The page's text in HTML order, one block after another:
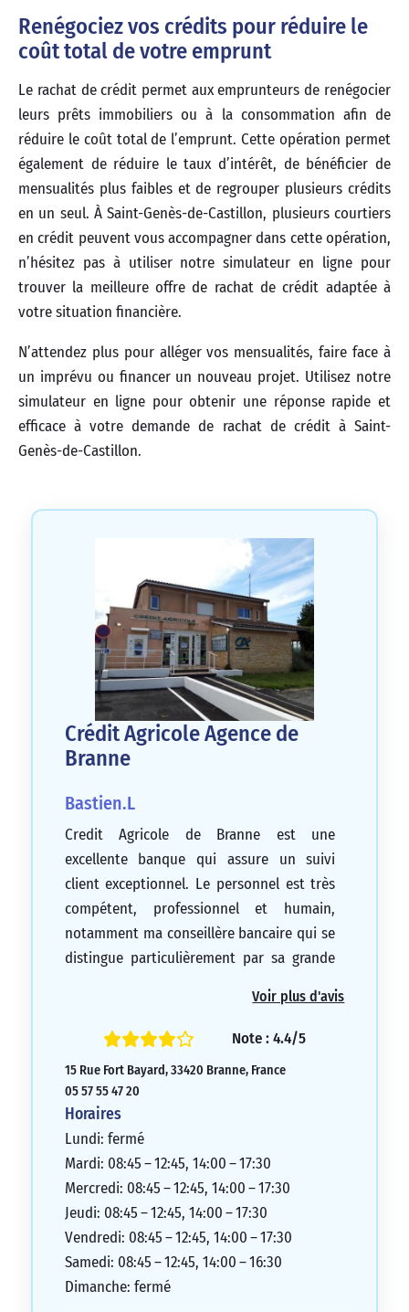
Renégociez vos crédits pour réduire le
coût total de votre emprunt
Le rachat de crédit permet aux emprunteurs de renégocier
leurs prêts immobiliers ou à la consommation afin de
réduire le coût total de l’emprunt. Cette opération permet
également de réduire le taux d’intérêt, de bénéficier de
mensualités plus faibles et de regrouper plusieurs crédits
en un seul. À Saint-Genès-de-Castillon, plusieurs courtiers
en crédit peuvent vous accompagner dans cette opération,
n’hésitez pas à utiliser notre simulateur en ligne pour
trouver la meilleure offre de rachat de crédit adaptée à
votre situation financière.
N’attendez plus pour alléger vos mensualités, faire face à
un imprévu ou financer un nouveau projet. Utilisez notre
simulateur en ligne pour obtenir une réponse rapide et
efficace à votre demande de rachat de crédit à Saint-
Genès-de-Castillon.
Crédit Agricole Agence de
Branne
Bastien.L
Credit Agricole de Branne est une
excellente banque qui assure un suivi
client exceptionnel. Le personnel est très
compétent, professionnel et humain,
notamment ma conseillère bancaire qui se
distingue particulièrement par sa grande
toujours disponible pour me prodiguer
des conseils et m’aider à gérer mes
somme, je suis extrêmement satisfait
d’être client à Credit Agricole de Branne,
grâce à leur personnel compétent et
humain. Je recommande vivement cette
banque !
Voir plus d'avis
Note : 4.4/5
15 Rue Fort Bayard, 33420 Branne, France
05 57 55 47 20
Horaires
Lundi: fermé
Mardi: 08:45 – 12:45, 14:00 – 17:30
Mercredi: 08:45 – 12:45, 14:00 – 17:30
Jeudi: 08:45 – 12:45, 14:00 – 17:30
Vendredi: 08:45 – 12:45, 14:00 – 17:30
Samedi: 08:45 – 12:45, 14:00 – 16:30
Dimanche: fermé